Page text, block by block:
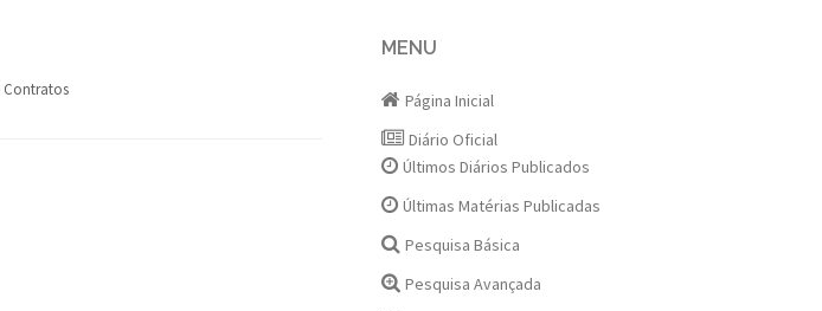
Contratos
MENU
Página Inicial
Diário Oficial
Últimos Diários Publicados
Últimas Matérias Publicadas
Pesquisa Básica
Pesquisa Avançada